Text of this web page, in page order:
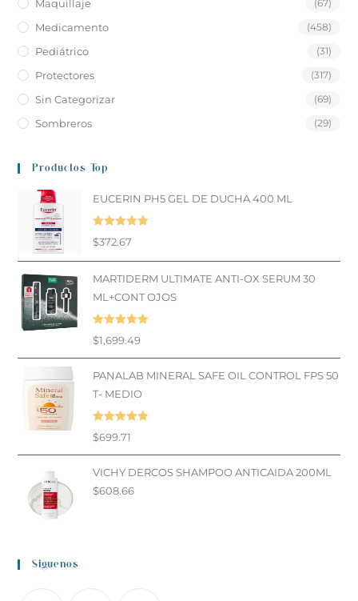
Maquillaje (67)
Medicamento (458)
Pediátrico (31)
Protectores (317)
Sin Categorizar (69)
Sombreros (29)
Productos Top
EUCERIN PH5 GEL DE DUCHA 400 ML
Valorado en
$372.67
MARTIDERM ULTIMATE ANTI-OX SERUM 30
ML+CONT OJOS
Valorado en
$1,699.49
PANALAB MINERAL SAFE OIL CONTROL FPS 50
T- MEDIO
Valorado en
$699.71
VICHY DERCOS SHAMPOO ANTICAIDA 200ML
$608.66
Siguenos